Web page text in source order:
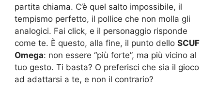
partita chiama. C’è quel salto impossibile, il
tempismo perfetto, il pollice che non molla gli
analogici. Fai click, e il personaggio risponde
come te. È questo, alla fine, il punto dello SCUF
Omega: non essere “più forte”, ma più vicino al
tuo gesto. Ti basta? O preferisci che sia il gioco
ad adattarsi a te, e non il contrario?